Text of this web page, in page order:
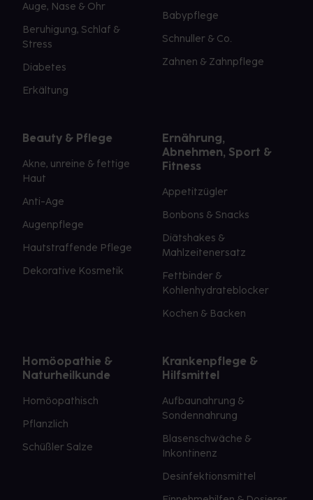
Auge, Nase & Ohr
Beruhigung, Schlaf &
Stress
Diabetes
Erkältung
Babypflege
Schnuller & Co.
Zahnen & Zahnpflege
Beauty & Pflege
Akne, unreine & fettige
Haut
Anti-Age
Augenpflege
Hautstraffende Pflege
Dekorative Kosmetik
Ernährung,
Abnehmen, Sport &
Fitness
Appetitzügler
Bonbons & Snacks
Diätshakes &
Mahlzeitenersatz
Fettbinder &
Kohlenhydrateblocker
Kochen & Backen
Homöopathie &
Naturheilkunde
Homöopathisch
Pflanzlich
Schüßler Salze
Krankenpflege &
Hilfsmittel
Aufbaunahrung &
Sondennahrung
Blasenschwäche &
Inkontinenz
Desinfektionsmittel